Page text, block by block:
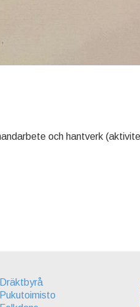
och hantverk
Dräktbyrå
Pukutoimisto